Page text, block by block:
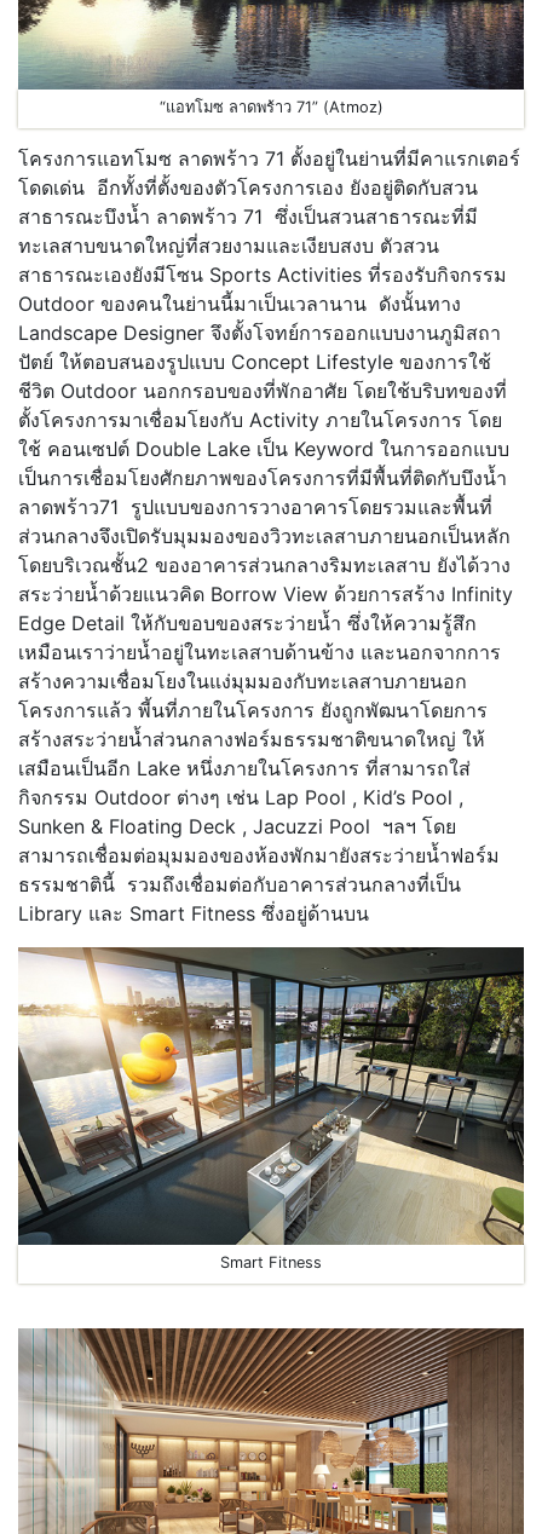
“แอทโมซ ลาดพร้าว 71” (Atmoz)
โครงการแอทโมซ ลาดพร้าว 71 ตั้งอยู่ในย่านที่มีคาแรกเตอร์
โดดเด่น อีกทั้งที่ตั้งของตัวโครงการเอง ยังอยู่ติดกับสวน
สาธารณะบึงน้ำ ลาดพร้าว 71 ซึ่งเป็นสวนสาธารณะที่มี
ทะเลสาบขนาดใหญ่ที่สวยงามและเงียบสงบ ตัวสวน
สาธารณะเองยังมีโซน Sports Activities ที่รองรับกิจกรรม
Outdoor ของคนในย่านนี้มาเป็นเวลานาน ดังนั้นทาง
Landscape Designer จึงตั้งโจทย์การออกแบบงานภูมิสถา
ปัตย์ ให้ตอบสนองรูปแบบ Concept Lifestyle ของการใช้
ชีวิต Outdoor นอกกรอบของที่พักอาศัย โดยใช้บริบทของที่
ตั้งโครงการมาเชื่อมโยงกับ Activity ภายในโครงการ โดย
ใช้ คอนเซปต์ Double Lake เป็น Keyword ในการออกแบบ
เป็นการเชื่อมโยงศักยภาพของโครงการที่มีพื้นที่ติดกับบึงน้ำ
ลาดพร้าว71 รูปแบบของการวางอาคารโดยรวมและพื้นที่
ส่วนกลางจึงเปิดรับมุมมองของวิวทะเลสาบภายนอกเป็นหลัก
โดยบริเวณชั้น2 ของอาคารส่วนกลางริมทะเลสาบ ยังได้วาง
สระว่ายน้ำด้วยแนวคิด Borrow View ด้วยการสร้าง Infinity
Edge Detail ให้กับขอบของสระว่ายน้ำ ซึ่งให้ความรู้สึก
เหมือนเราว่ายน้ำอยู่ในทะเลสาบด้านข้าง และนอกจากการ
สร้างความเชื่อมโยงในแง่มุมมองกับทะเลสาบภายนอก
โครงการแล้ว พี้นที่ภายในโครงการ ยังถูกพัฒนาโดยการ
สร้างสระว่ายน้ำส่วนกลางฟอร์มธรรมชาติขนาดใหญ่ ให้
เสมือนเป็นอีก Lake หนึ่งภายในโครงการ ที่สามารถใส่
กิจกรรม Outdoor ต่างๆ เช่น Lap Pool , Kid’s Pool ,
Sunken & Floating Deck , Jacuzzi Pool ฯลฯ โดย
สามารถเชื่อมต่อมุมมองของห้องพักมายังสระว่ายน้ำฟอร์ม
ธรรมชาตินี้ รวมถึงเชื่อมต่อกับอาคารส่วนกลางที่เป็น
Library และ Smart Fitness ซึ่งอยู่ด้านบน
Smart Fitness